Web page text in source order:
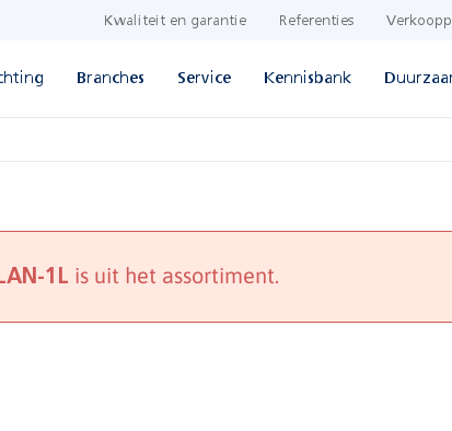
Kwaliteit en garantie Referenties
Branches Service Kennisbank
1L is uit het assortiment.